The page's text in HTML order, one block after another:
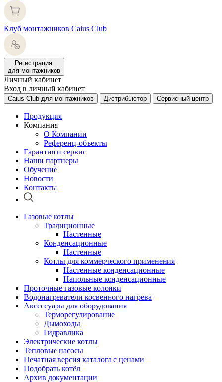
Клуб монтажников Caius Club
Регистрация
для монтажников
Личный кабинет
Вход в личный кабинет
Caius Club для монтажников Дистрибьютор Сервисный центр
Продукция
Компания
О Компании
Референц-объекты
Гарантия и сервис
Наши партнеры
Обучение
Новости
Контакты
Газовые котлы
Традиционные
Настенные
Конденсационные
Настенные
Котлы для коммерческого применения
Настенные конденсационные
Напольные конденсационные
Проточные газовые колонки
Водонагреватели косвенного нагрева
Аксессуары для оборудования
Терморегулирование
Дымоходы
Гидравлика
Электрические котлы
Тепловые насосы
Печатная версия каталога с ценами
Подобрать котёл
Архив документации